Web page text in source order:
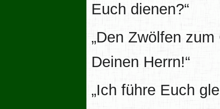
Euch dienen?“
„Den Zwölfen
Deinen Herrn!“
„Ich führe Euch